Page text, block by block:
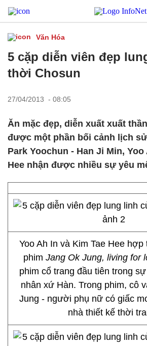
Văn Hóa
5 cặp diễn viên đẹp
thời Chosun
27/04/2013 - 08:05
Ăn mặc đẹp, diễn xuất xuất
được một phần bối cảnh lịch
Park Yoochun - Han Ji Min, Yoo
Hee nhận được nhiều sự yêu
Yoo Ah In và Kim Tae Hee
phim Jang Ok Jung, living for
phim cổ trang đầu tiên trong
nhân xứ Hàn. Trong phim, cô
Jung - người phụ nữ có giấc
nhà thiết kế thời